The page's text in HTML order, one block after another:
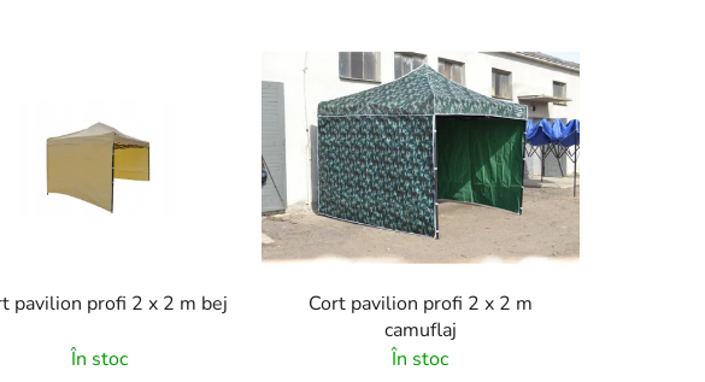
pavilion profi 2 x 2 m bej
În stoc
Cort pavilion profi 2 x 2 m
camuflaj
În stoc